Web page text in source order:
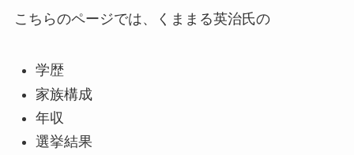
こちらのページでは、くままる英治氏の
学歴
家族構成
年収
選挙結果